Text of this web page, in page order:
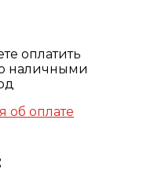
оплатить
наличными
об оплате